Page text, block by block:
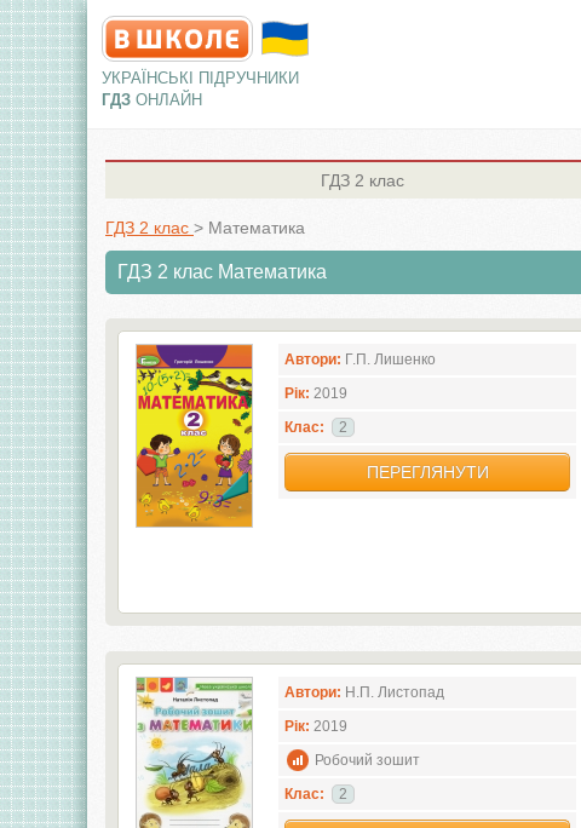
УКРАЇНСЬКІ ПІДРУЧНИКИ
ГДЗ ОНЛАЙН
ГДЗ 2 клас
ГДЗ 2 клас > Математика
ГДЗ 2 клас Математика
Автори: Г.П. Лишенко
Рік: 2019
Клас:
2
ПЕРЕГЛЯНУТИ
Автори: Н.П. Листопад
Рік: 2019
Робочий зошит
Клас:
2